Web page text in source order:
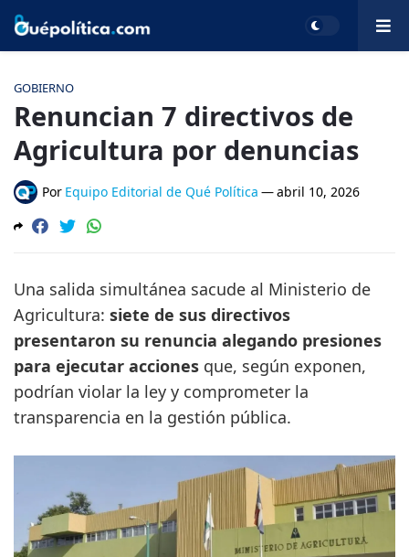
GOBIERNO
Renuncian 7 directivos de
Agricultura por denuncias
Por Equipo Editorial de Qué Política —abril 10, 2026
Una salida simultánea sacude al Ministerio de
Agricultura: siete de sus directivos
presentaron su renuncia alegando presiones
para ejecutar acciones que, según exponen,
podrían violar la ley y comprometer la
transparencia en la gestión pública.